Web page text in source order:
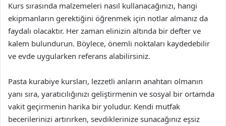
Kurs sırasında malzemeleri nasıl kullanacağınızı, hangi
ekipmanların gerektiğini öğrenmek için notlar almanız da
faydalı olacaktır. Her zaman elinizin altında bir defter ve
kalem bulundurun. Böylece, önemli noktaları kaydedebilir
ve evde uygularken referans alabilirsiniz.
Pasta kurabiye kursları, lezzetli anların anahtarı olmanın
yanı sıra, yaratıcılığınızı geliştirmenin ve sosyal bir ortamda
vakit geçirmenin harika bir yoludur. Kendi mutfak
becerilerinizi artırırken, sevdiklerinize sunacağınız eşsiz